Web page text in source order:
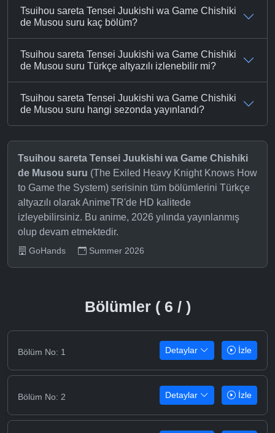
Tsuihou sareta Tensei Juukishi wa Game Chishiki
de Musou suru kaç bölüm?
Tsuihou sareta Tensei Juukishi wa Game Chishiki
de Musou suru Türkçe altyazılı izlenebilir mi?
Tsuihou sareta Tensei Juukishi wa Game Chishiki
de Musou suru hangi sezonda yayınlandı?
Tsuihou sareta Tensei Juukishi wa Game Chishiki
de Musou suru (The Exiled Heavy Knight Knows How
to Game the System) serisinin tüm bölümlerini Türkçe
altyazılı olarak AnimeTR'de HD kalitede
izleyebilirsiniz. Bu anime, 2026 yılında yayınlanmış
olup devam etmektedir.
GoHands Summer 2026
Bölümler ( 6 / )
Bölüm No: 1 Detaylar İzle
Bölüm No: 2 Detaylar İzle